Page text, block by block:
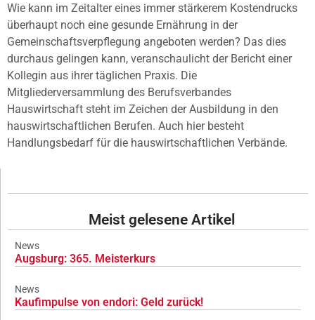
Wie kann im Zeitalter eines immer stärkerem Kostendrucks
überhaupt noch eine gesunde Ernährung in der
Gemeinschaftsverpflegung angeboten werden? Das dies
durchaus gelingen kann, veranschaulicht der Bericht einer
Kollegin aus ihrer täglichen Praxis. Die
Mitgliederversammlung des Berufsverbandes
Hauswirtschaft steht im Zeichen der Ausbildung in den
hauswirtschaftlichen Berufen. Auch hier besteht
Handlungsbedarf für die hauswirtschaftlichen Verbände.
Meist gelesene Artikel
News
Augsburg: 365. Meisterkurs
News
Kaufimpulse von endori: Geld zurück!